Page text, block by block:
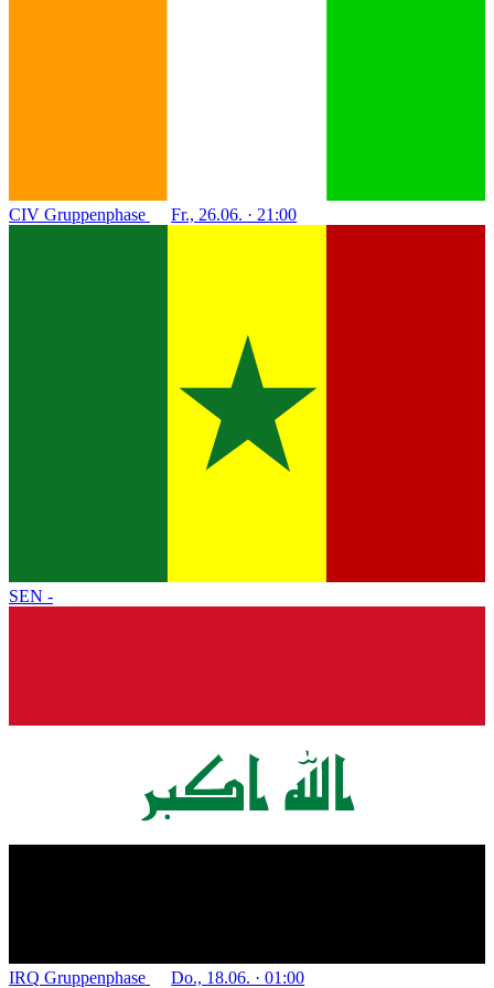
CIV Gruppenphase Fr., 26.06. · 21:00
SEN -
IRQ Gruppenphase Do., 18.06. · 01:00